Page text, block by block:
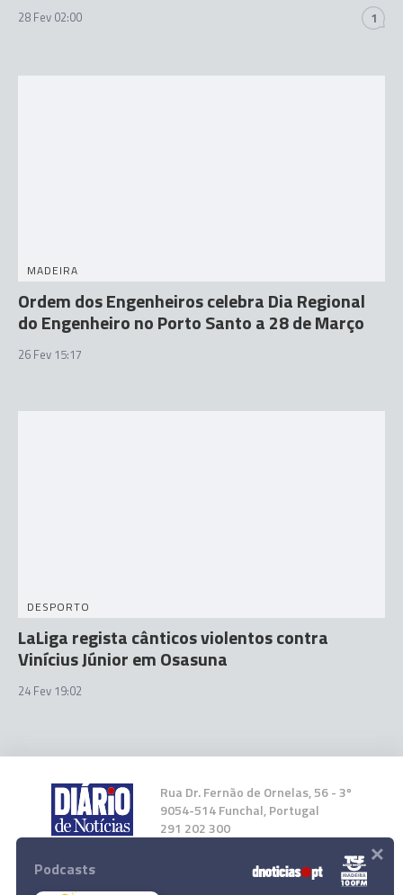
28 Fev 02:00 1
MADEIRA
Ordem dos Engenheiros celebra Dia Regional
do Engenheiro no Porto Santo a 28 de Março
26 Fev 15:17
DESPORTO
LaLiga regista cânticos violentos contra
Vinícius Júnior em Osasuna
24 Fev 19:02
Rua Dr. Fernão de Ornelas, 56 - 3º
9054-514 Funchal, Portugal
291 202 300
Instale a nossa App
Podcasts ×